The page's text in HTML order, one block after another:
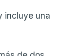
incluye una